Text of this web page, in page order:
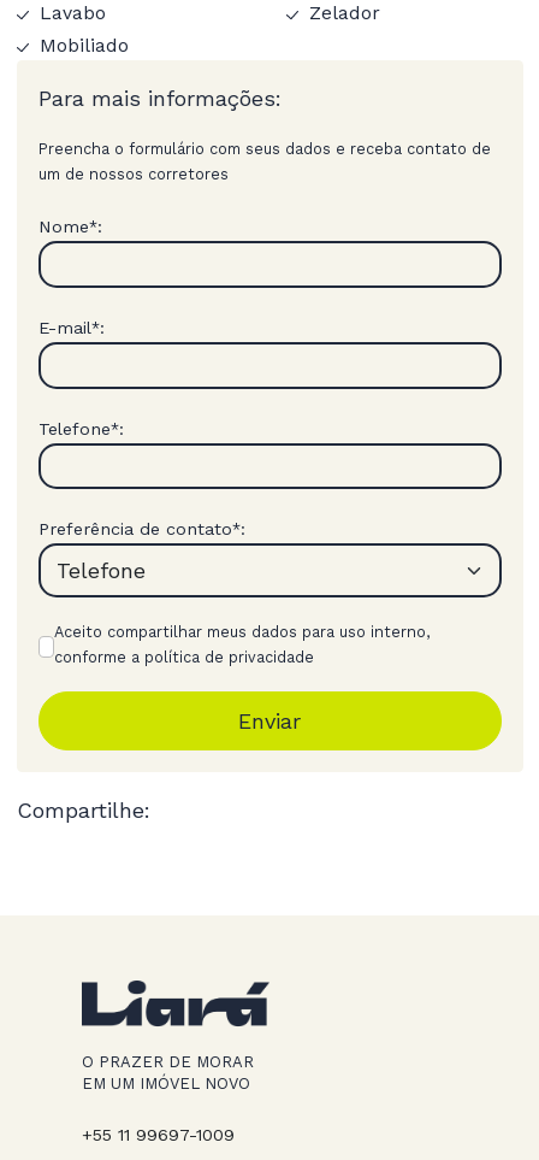
Lavabo
Mobiliado
Zelador
Para mais informações:
Preencha o formulário com seus dados e receba contato de
um de nossos corretores
Nome*:
E-mail*:
Telefone*:
Preferência de contato*:
Aceito compartilhar meus dados para uso interno,
conforme a política de privacidade
Enviar
Compartilhe:
O PRAZER DE MORAR
EM UM IMÓVEL NOVO
+55 11 99697-1009